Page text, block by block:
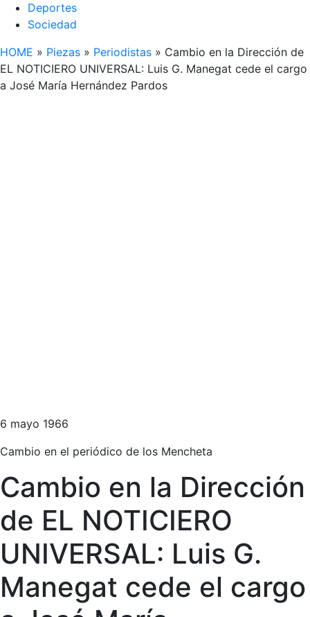
Deportes
Sociedad
HOME » Piezas » Periodistas » Cambio en la Dirección de
EL NOTICIERO UNIVERSAL: Luis G. Manegat cede el cargo
a José María Hernández Pardos
6 mayo 1966
Cambio en el periódico de los Mencheta
Cambio en la Dirección
de EL NOTICIERO
UNIVERSAL: Luis G.
Manegat cede el cargo